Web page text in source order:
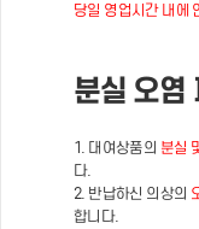
당일 영업시간 내에
분실 오염
1. 대여상품의 분실
다.
2. 반납하신 의상의
합니다.